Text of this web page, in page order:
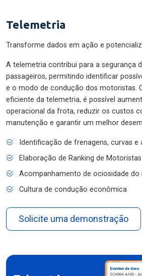
Telemetria
Transforme dados em ação e
A telemetria contribui para a segurança
passageiros, permitindo identificar
e o modo de condução dos motoristas.
eficiente da telemetria, é possível
operacional da frota, reduzir os custos
manutenção e garantir um melhor
Identificação de frenagens, curvas e
Elaboração de Ranking de Motoristas
Acompanhamento de ociosidade
Cultura de condução econômica
Solicite uma demonstração